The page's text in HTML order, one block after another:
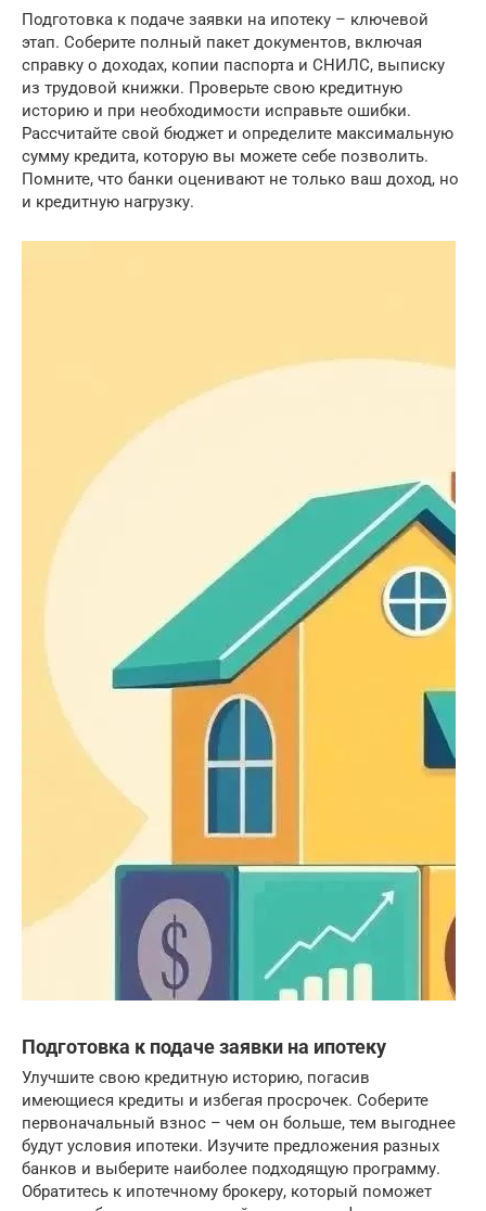
Подготовка к подаче заявки на ипотеку – ключевой
этап. Соберите полный пакет документов, включая
справку о доходах, копии паспорта и СНИЛС, выписку
из трудовой книжки. Проверьте свою кредитную
историю и при необходимости исправьте ошибки.
Рассчитайте свой бюджет и определите максимальную
сумму кредита, которую вы можете себе позволить.
Помните, что банки оценивают не только ваш доход, но
и кредитную нагрузку.
Подготовка к подаче заявки на ипотеку
Улучшите свою кредитную историю, погасив
имеющиеся кредиты и избегая просрочек. Соберите
первоначальный взнос – чем он больше, тем выгоднее
будут условия ипотеки. Изучите предложения разных
банков и выберите наиболее подходящую программу.
Обратитесь к ипотечному брокеру, который поможет